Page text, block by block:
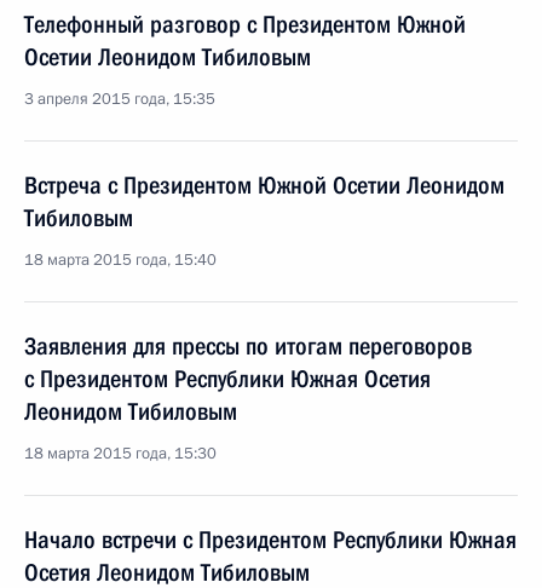
Телефонный разговор с Президентом Южной
Осетии Леонидом Тибиловым
3 апреля 2015 года, 15:35
Встреча с Президентом Южной Осетии Леонидом
Тибиловым
18 марта 2015 года, 15:40
Заявления для прессы по итогам переговоров
с Президентом Республики Южная Осетия
Леонидом Тибиловым
18 марта 2015 года, 15:30
Начало встречи с Президентом Республики Южная
Осетия Леонидом Тибиловым